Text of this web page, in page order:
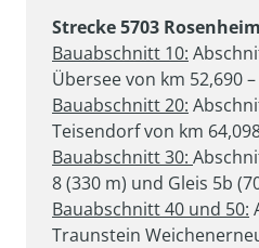
Bauabschnitt 10:
Bauabschnitt 20:
Bauabschnitt 30:
Bauabschnitt 40 und 50:
Traunstein